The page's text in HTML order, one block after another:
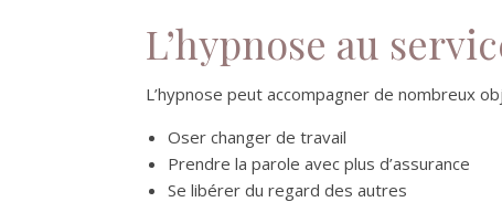
L’hypnose au
L’hypnose peut accompagner de nombreux
Oser changer de travail
Prendre la parole avec plus d’assurance
Se libérer du regard des autres